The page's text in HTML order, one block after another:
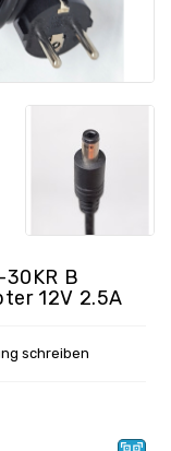
B
12V 2.5A
schreiben